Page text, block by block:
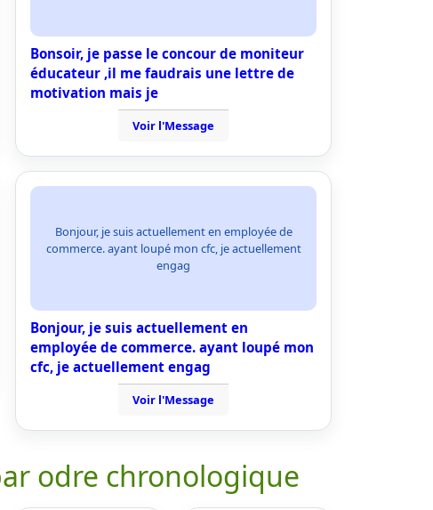
Bonsoir, je passe le concour de moniteur
éducateur ,il me faudrais une lettre de
motivation mais je
Voir l'Message
Bonjour, je suis actuellement en employée de
commerce. ayant loupé mon cfc, je actuellement
engag
Bonjour, je suis actuellement en
employée de commerce. ayant loupé mon
cfc, je actuellement engag
Voir l'Message
odre chronologique